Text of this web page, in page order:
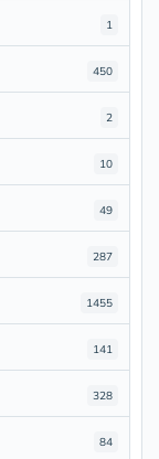
1
450
2
10
49
287
1455
141
328
84